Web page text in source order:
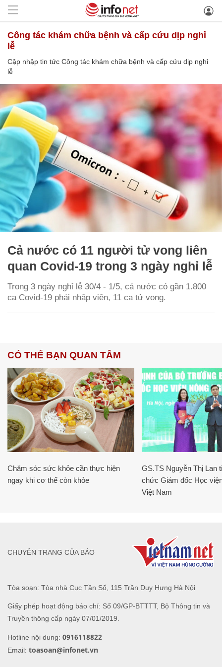
Công tác khám chữa bệnh và cấp cứu dịp nghỉ
lễ
Cập nhập tin tức Công tác khám chữa bệnh và cấp cứu dịp nghỉ
lễ
Cả nước có 11 người tử vong liên
quan Covid-19 trong 3 ngày nghỉ lễ
Trong 3 ngày nghỉ lễ 30/4 - 1/5, cả nước có gần 1.800
ca Covid-19 phải nhập viện, 11 ca tử vong.
CÓ THỂ BẠN QUAN TÂM
Chăm sóc sức khỏe cần thực hiện
ngay khi cơ thể còn khỏe
GS.TS Nguyễn Thị Lan
chức Giám đốc Học
Việt Nam
Tòa soạn: Tòa nhà Cục Tần Số, 115 Trần Duy Hưng Hà Nội
Giấy phép hoạt động báo chí: Số 09/GP-BTTTT, Bộ Thông tin và
Truyền thông cấp ngày 07/01/2019.
Hotline nội dung: 0916118822
Email: toasoan@infonet.vn
CHUYÊN TRANG CỦA BÁO